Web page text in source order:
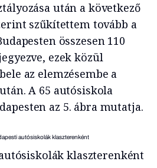
után a következő
szűkítettem tovább a
összesen 110
ezek közül
az elemzésembe a
A 65 autósiskola
az 5. ábra mutatja.
klaszterenként